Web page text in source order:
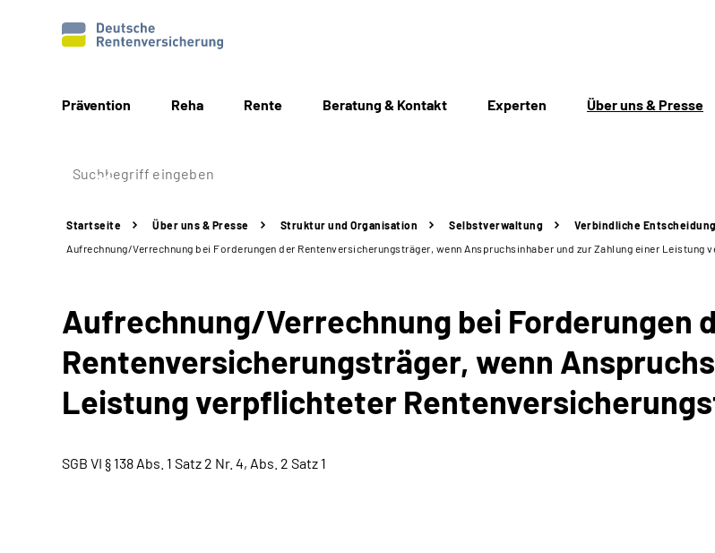
Prävention Reha Rente Beratung & Kontakt Experten Über uns & Presse
Startseite Über uns & Presse Struktur und Organisation Selbstverwaltung
Verbindliche
Aufrechnung/Verrechnung bei Forderungen der Rentenversicherungsträger, wenn Anspruchsinhaber und zur Zahlung einer
Aufrechnung/Verrechnung bei Forderungen
Rentenversicherungsträger, wenn
Leistung verpflichteter
SGB VI § 138 Abs. 1 Satz 2 Nr. 4, Abs. 2 Satz 1